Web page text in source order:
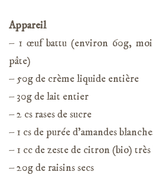
Appareil
– 1 œuf battu (environ 60g,
pâte)
– 50g de crème liquide entière
– 30g de lait entier
– 2 cs rases de sucre
– 1 cs de purée d’amandes
– 1 cc de zeste de citron (bio)
– 20g de raisins secs